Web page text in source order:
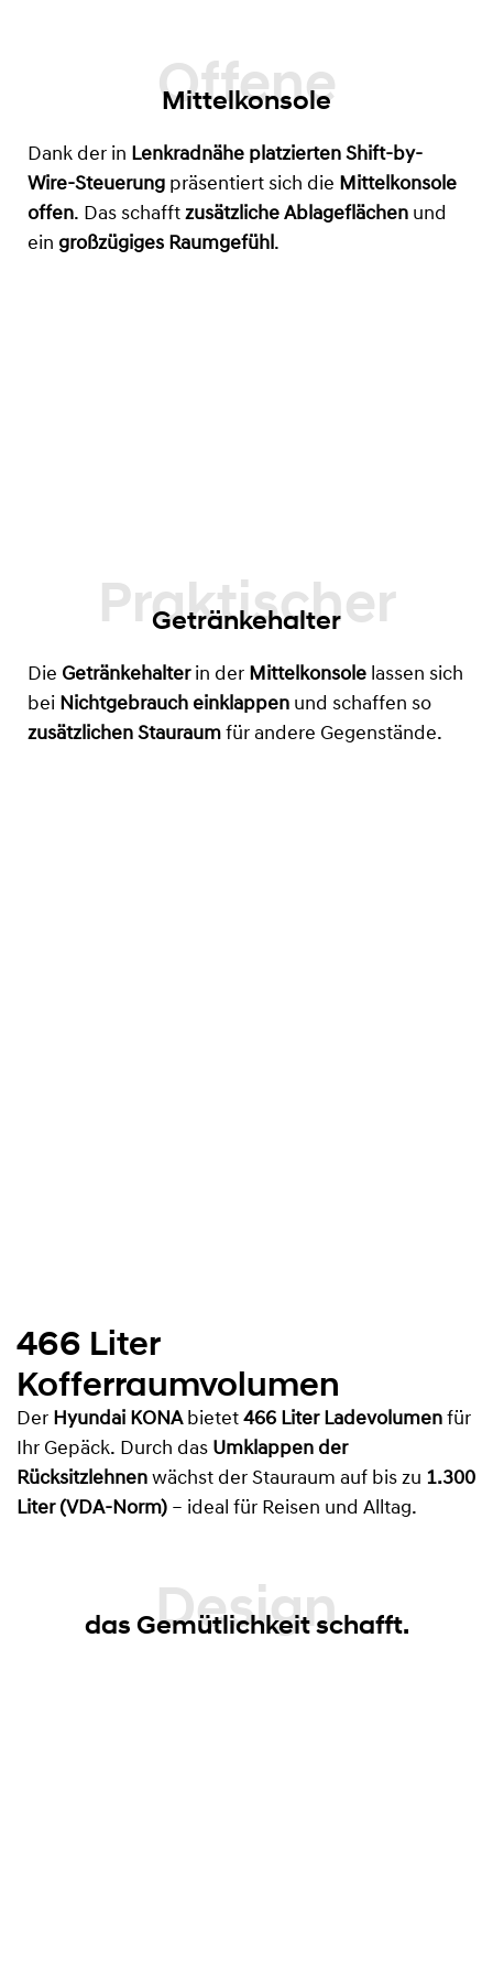
Mittelkonsole
Dank der in Lenkradnähe platzierten Shift-by-
Wire-Steuerung präsentiert sich die Mittelkonsole
offen. Das schafft zusätzliche Ablageflächen und
ein großzügiges Raumgefühl.
Getränkehalter
Die Getränkehalterin der Mittelkonsole lassen sich
bei Nichtgebrauch einklappen und schaffen so
zusätzlichen Stauraum für andere Gegenstände.
466 Liter
Kofferraumvolumen
Der Hyundai KONAbietet 466 Liter Ladevolumen für
Ihr Gepäck. Durch das Umklappen der
Rücksitzlehnen wächst der Stauraum auf bis zu 1.300
Liter (VDA-Norm) – ideal für Reisen und Alltag.
Design
das Gemütlichkeit schafft.